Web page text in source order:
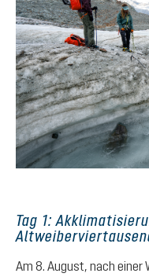
Tag 1:
Am 8. August, nach einer